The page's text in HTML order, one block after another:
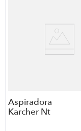
Aspiradora
Karcher Nt